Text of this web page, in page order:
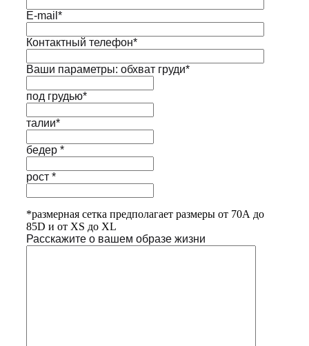
E-mail*
Контактный телефон*
Ваши параметры: обхват груди*
под грудью*
талии*
бедер *
рост *
*размерная сетка предполагает размеры от 70А до
85D и от XS до XL
Расскажите о вашем образе жизни